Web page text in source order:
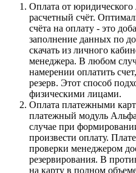
Оплата от
расчетный счёт.
счёта на оплату - это
заполнение данных по
скачать из личного
менеджера. В любом
намерении оплатить
резерв. Этот способ
физическими лицами.
Оплата платежными
платежный модуль
случае при
произвести оплату.
проверки менеджером
резервирования. В
на карту в полном